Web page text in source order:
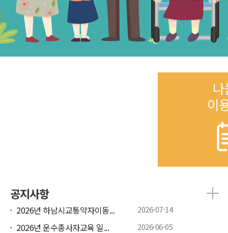
이
공지사항
2026년 하남시교통약자이동... 2026-07-14
2026년 운수종사자교육 일... 2026-06-05